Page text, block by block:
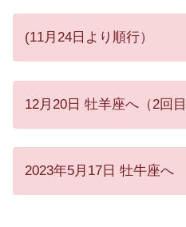
(11月24日より順行）
12月20日 牡羊座へ（2回
2023年5月17日 牡牛座へ